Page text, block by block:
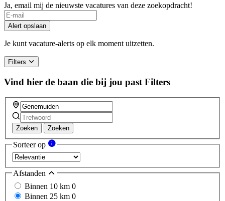
Ja, email mij de nieuwste vacatures van deze zoekopdracht!
If
you
are
a
ignore
this
field
Alert opslaan
Je kunt vacature-alerts op elk moment uitzetten.
Filters
Vind hier de baan die bij jou past Filters
Zoeken Zoeken
Sorteer op
Afstanden
Binnen 10 km 0
Binnen 25 km 0